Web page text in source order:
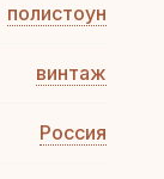
полистоун
винтаж
Россия